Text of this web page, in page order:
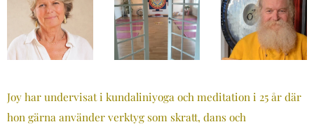
Joy har undervisat i kundaliniyoga och meditation i 25 år där
hon gärna använder verktyg som skratt, dans och